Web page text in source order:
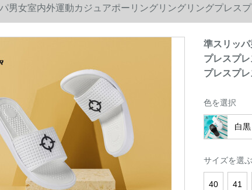
男女室内外運動カジュアポーリングリングリングプレス
レスプレスプレスプレス水上水泳軽便防水涼白41
準スリッ
プレスプ
プレスプ
色を選択
白黒
サイズを選ぶ
40 41